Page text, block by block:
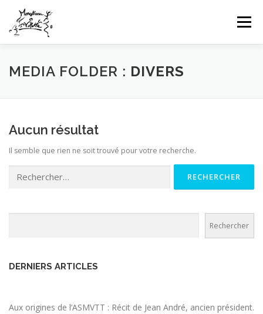
contenu
Menu
HOME INFOS CLUB GALERIES PHOTOS
CONTACT CONNEXION
MEDIA FOLDER : DIVERS
Aucun résultat
Il semble que rien ne soit trouvé pour votre recherche.
Rechercher
DERNIERS ARTICLES
Aux origines de l’ASMVTT : Récit de Jean André, ancien président.